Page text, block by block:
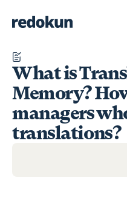
What is
Memory?
managers
translations?